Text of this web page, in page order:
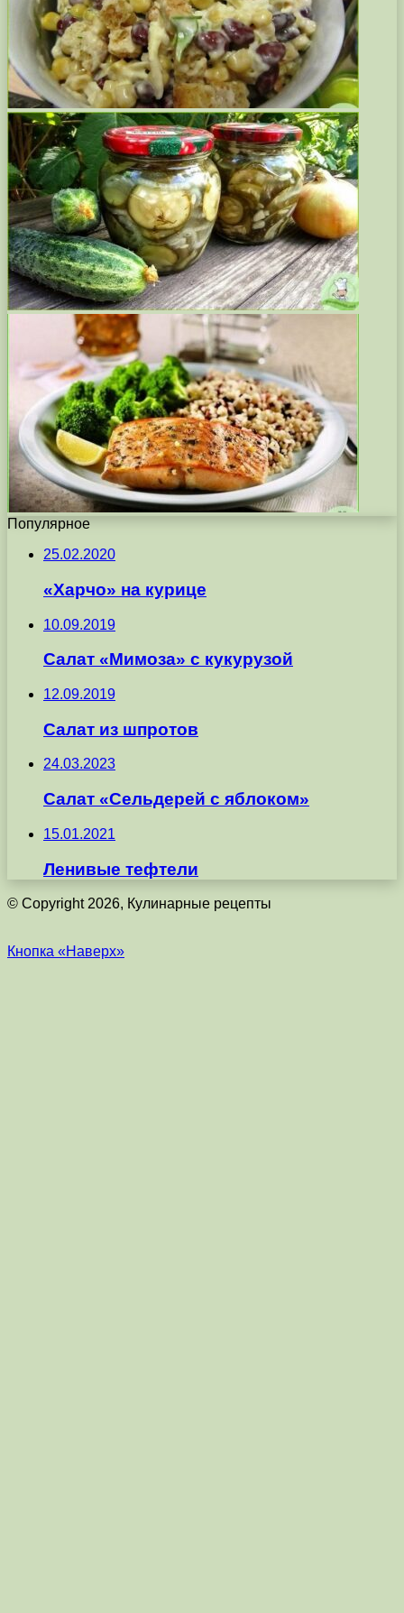
Популярное
25.02.2020
«Харчо» на курице
10.09.2019
Салат «Мимоза» с кукурузой
12.09.2019
Салат из шпротов
24.03.2023
Салат «Сельдерей с яблоком»
15.01.2021
Ленивые тефтели
© Copyright 2026, Кулинарные рецепты
Кнопка «Наверх»